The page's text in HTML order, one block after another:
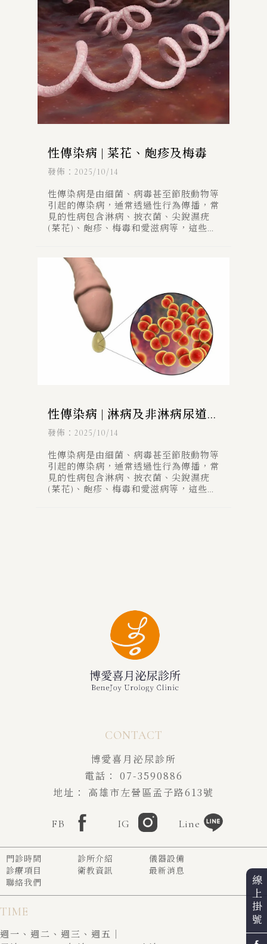
性傳染病 | 菜花、皰疹及梅毒
發佈：2025/10/14
性傳染病是由細菌、病毒甚至節肢動物等
引起的傳染病，通常透過性行為傳播，常
見的性病包含淋病、披衣菌、尖銳濕疣
(菜花)、皰疹、梅毒和愛滋病等，這些疾
性傳染病 | 淋病及非淋病尿道
炎
發佈：2025/10/14
性傳染病是由細菌、病毒甚至節肢動物等
引起的傳染病，通常透過性行為傳播，常
見的性病包含淋病、披衣菌、尖銳濕疣
(菜花)、皰疹、梅毒和愛滋病等，這些疾
07-3590886
高雄市左營區孟子路613號
博愛喜月泌尿診所
FB IG Line
門診時間 診所介紹
儀器設備
診療項目
衛教資訊
最新消息
聯絡我們
TIME
週一、週二、週三、週五｜
線
上
掛
號